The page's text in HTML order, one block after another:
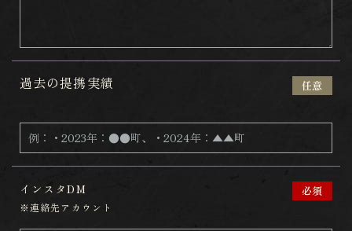
過去の提携実績 任意
インスタDM
※連絡先アカウント
必須